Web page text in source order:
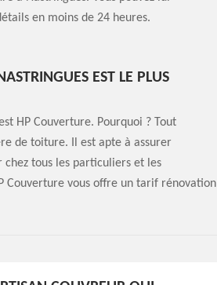
en moins de 24 heures.
EST LE PLUS
HP Couverture. Pourquoi ? Tout
de toiture. Il est apte à assurer
chez tous les particuliers et les
Couverture vous offre un tarif rénovation